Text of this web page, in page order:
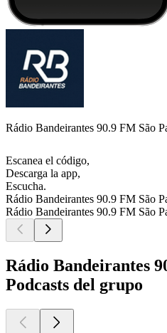
Rádio Bandeirantes 90.9 FM São
Escanea el código,
Descarga la app,
Escucha.
Rádio Bandeirantes 90.9 FM São
Rádio Bandeirantes 90.9 FM São
Rádio Bandeirantes
Podcasts del grupo